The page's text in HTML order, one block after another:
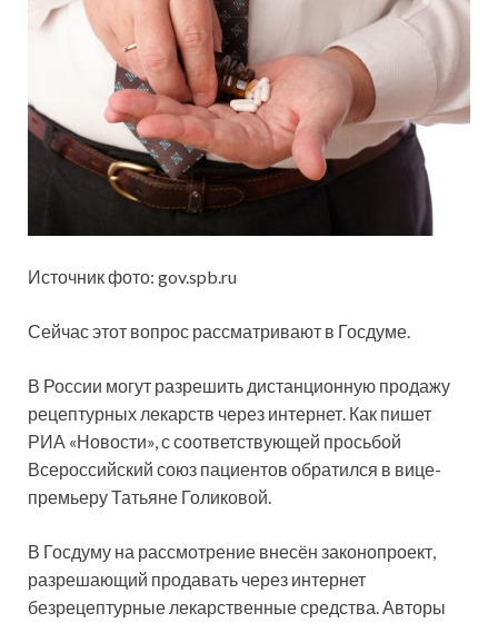
Источник фото: gov.spb.ru
Сейчас этот вопрос рассматривают в Госдуме.
В России могут разрешить дистанционную продажу
рецептурных лекарств через интернет. Как пишет
РИА «Новости», ссоответствующей просьбой
Всероссийский союз пациентов обратился в вице-
премьеру Татьяне Голиковой.
В Госдуму на рассмотрение внесён законопроект,
разрешающий продавать через интернет
безрецептурные лекарственные средства. Авторы